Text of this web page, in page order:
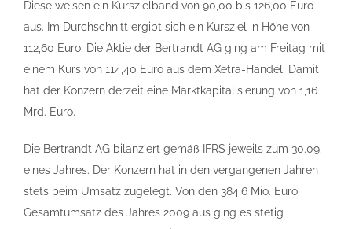
Diese weisen ein Kurszielband von 90,00 bis 126,00 Euro
aus. Im Durchschnitt ergibt sich ein Kursziel in Höhe von
112,60 Euro. Die Aktie der Bertrandt AG ging am Freitag mit
einem Kurs von 114,40 Euro aus dem Xetra-Handel. Damit
hat der Konzern derzeit eine Marktkapitalisierung von 1,16
Mrd. Euro.
Die Bertrandt AG bilanziert gemäß IFRS jeweils zum 30.09.
eines Jahres. Der Konzern hat in den vergangenen Jahren
stets beim Umsatz zugelegt. Von den 384,6 Mio. Euro
Gesamtumsatz des Jahres 2009 aus ging es stetig